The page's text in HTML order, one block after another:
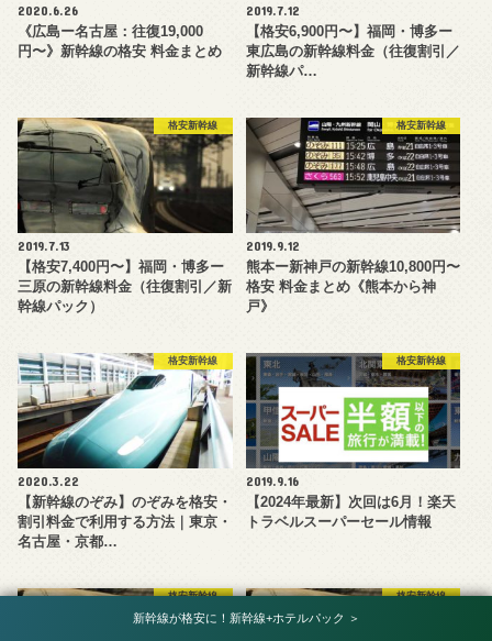
新幹線が格安に！新幹線+ホテルパック ＞
2020.6.26
《広島ー名古屋：往復19,000
円〜》新幹線の格安 料金まとめ
2019.7.12
【格安6,900円〜】福岡・博多ー
東広島の新幹線料金（往復割引／
新幹線パ…
格安新幹線
2019.7.13
【格安7,400円〜】福岡・博多ー
三原の新幹線料金（往復割引／新
幹線パック）
格安新幹線
2019.9.12
熊本ー新神戸の新幹線10,800円〜
格安 料金まとめ《熊本から神
戸》
格安新幹線
2020.3.22
【新幹線のぞみ】のぞみを格安・
割引料金で利用する方法｜東京・
名古屋・京都…
格安新幹線
2019.9.16
【2024年最新】次回は6月！楽天
トラベルスーパーセール情報
格安新幹線 格安新幹線